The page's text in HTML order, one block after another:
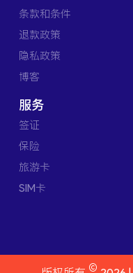
条款和条件
退款政策
隐私政策
博客
服务
签证
保险
旅游卡
SIM卡